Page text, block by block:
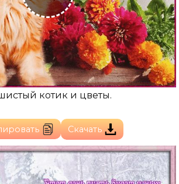
котик и цветы.
Скачать